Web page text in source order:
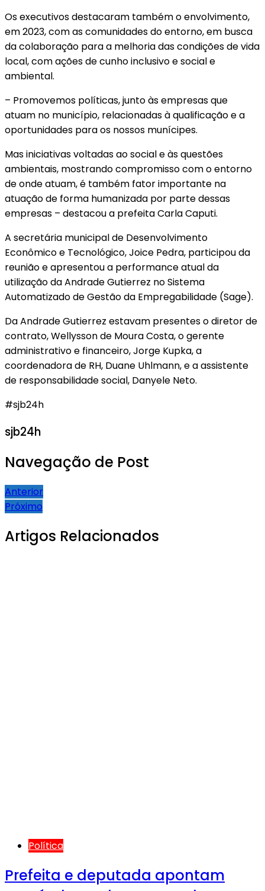
Os executivos destacaram também o envolvimento,
em 2023, com as comunidades do entorno, em busca
da colaboração para a melhoria das condições de vida
local, com ações de cunho inclusivo e social e
ambiental.
– Promovemos políticas, junto às empresas que
atuam no município, relacionadas à qualificação e a
oportunidades para os nossos munícipes.
Mas iniciativas voltadas ao social e às questões
ambientais, mostrando compromisso com o entorno
de onde atuam, é também fator importante na
atuação de forma humanizada por parte dessas
empresas – destacou a prefeita Carla Caputi.
A secretária municipal de Desenvolvimento
Econômico e Tecnológico, Joice Pedra, participou da
reunião e apresentou a performance atual da
utilização da Andrade Gutierrez no Sistema
Automatizado de Gestão da Empregabilidade (Sage).
Da Andrade Gutierrez estavam presentes o diretor de
contrato, Wellysson de Moura Costa, o gerente
administrativo e financeiro, Jorge Kupka, a
coordenadora de RH, Duane Uhlmann, e a assistente
de responsabilidade social, Danyele Neto.
#sjb24h
sjb24h
Navegação de Post
Anterior
Próximo
Artigos Relacionados
Política
Prefeita e deputada apontam